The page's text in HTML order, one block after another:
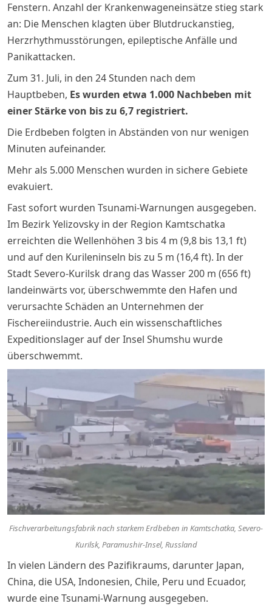
Fenstern. Anzahl der Krankenwageneinsätze stieg stark
an: Die Menschen klagten über Blutdruckanstieg,
Herzrhythmusstörungen, epileptische Anfälle und
Panikattacken.
Zum 31. Juli, in den 24 Stunden nach dem
Hauptbeben, Es wurden etwa 1.000 Nachbeben mit
einer Stärke von bis zu 6,7 registriert.
Die Erdbeben folgten in Abständen von nur wenigen
Minuten aufeinander.
Mehr als 5.000 Menschen wurden in sichere Gebiete
evakuiert.
Fast sofort wurden Tsunami-Warnungen ausgegeben.
Im Bezirk Yelizovsky in der Region Kamtschatka
erreichten die Wellenhöhen 3 bis 4 m (9,8 bis 13,1 ft)
und auf den Kurileninseln bis zu 5 m (16,4 ft). In der
Stadt Severo-Kurilsk drang das Wasser 200 m (656 ft)
landeinwärts vor, überschwemmte den Hafen und
verursachte Schäden an Unternehmen der
Fischereiindustrie. Auch ein wissenschaftliches
Expeditionslager auf der Insel Shumshu wurde
überschwemmt.
Fischverarbeitungsfabrik nach starkem Erdbeben in Kamtschatka, Severo-
Kurilsk, Paramushir-Insel, Russland
In vielen Ländern des Pazifikraums, darunter Japan,
China, die USA, Indonesien, Chile, Peru und Ecuador,
wurde eine Tsunami-Warnung ausgegeben.